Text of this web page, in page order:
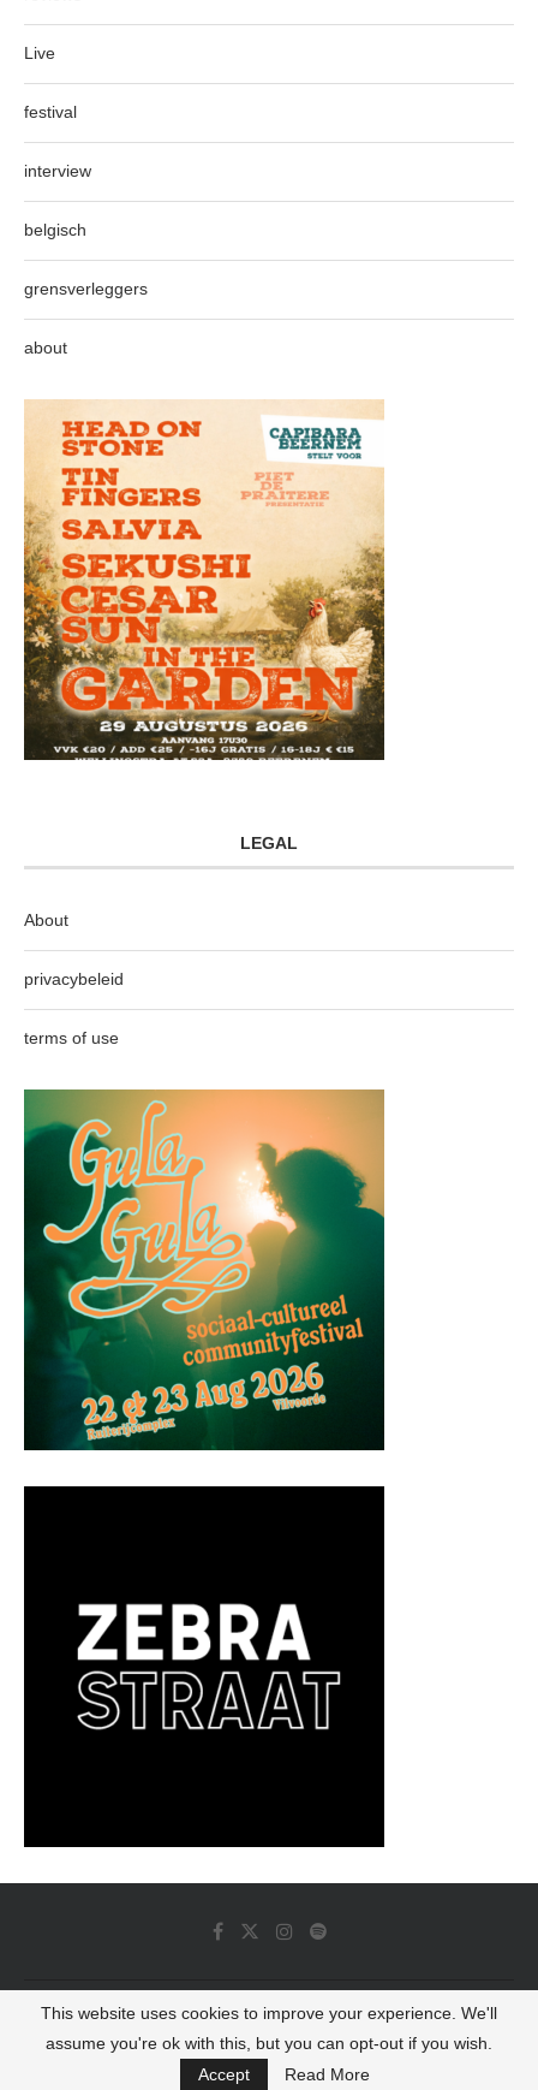
Live
festival
interview
belgisch
grensverleggers
about
LEGAL
About
privacybeleid
terms of use
© 2022 - Luminous Dash All Rights Reserved
BACK TO TOP
This website uses cookies to improve your experience. We'll
assume you're ok with this, but you can opt-out if you wish.
Accept
Read More